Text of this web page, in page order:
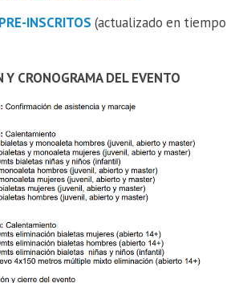
INSCRITOS (actualizado en tiempo
Y CRONOGRAMA DEL EVENTO